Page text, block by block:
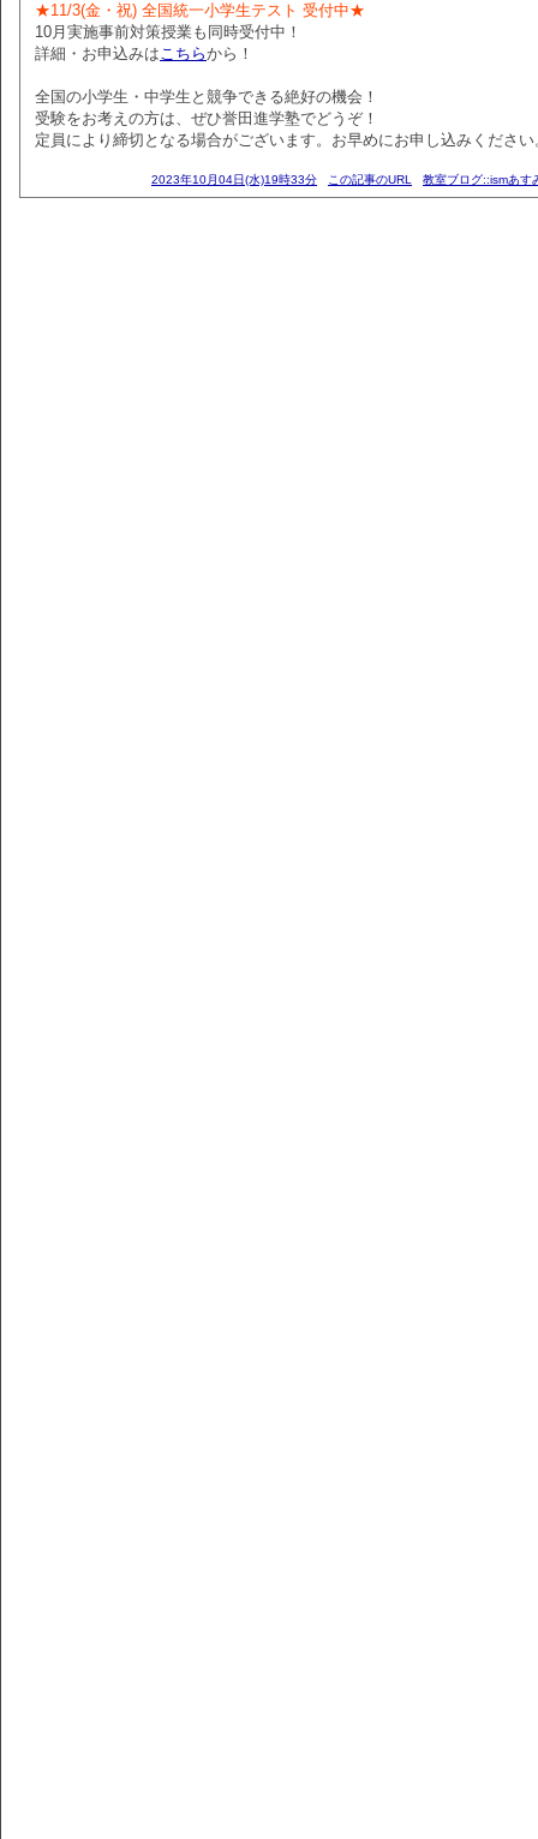
★11/3(金・祝) 全国統一小学生テスト 受付中★
10月実施事前対策授業も同時受付中！
詳細・お申込みはこちらから！
全国の小学生・中学生と競争できる絶好の機会！
受験をお考えの方は、ぜひ誉田進学塾でどうぞ！
定員により締切となる場合がございます。お早めにお申し込みください
2023年10月04日(水)19時33分 この記事のURL 教室ブログ::ismあす